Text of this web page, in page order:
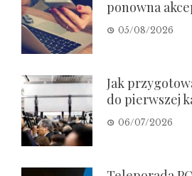
ponowna
05/08/2026
Jak
do pierwszej
06/07/2026